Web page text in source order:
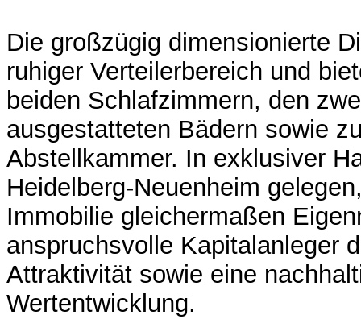
Die großzügig dimensionierte
ruhiger Verteilerbereich und
beiden Schlafzimmern, den
ausgestatteten Bädern sowie
Abstellkammer. In exklusiver
Heidelberg-Neuenheim
Immobilie gleichermaßen
anspruchsvolle Kapitalanleger
Attraktivität sowie eine
Wertentwicklung.